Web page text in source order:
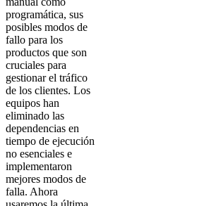
programática, sus
posibles modos de
fallo para los
productos que son
cruciales para
gestionar el tráfico
de los clientes. Los
equipos han
eliminado las
dependencias en
tiempo de ejecución
no esenciales e
implementaron
mejores modos de
falla. Ahora